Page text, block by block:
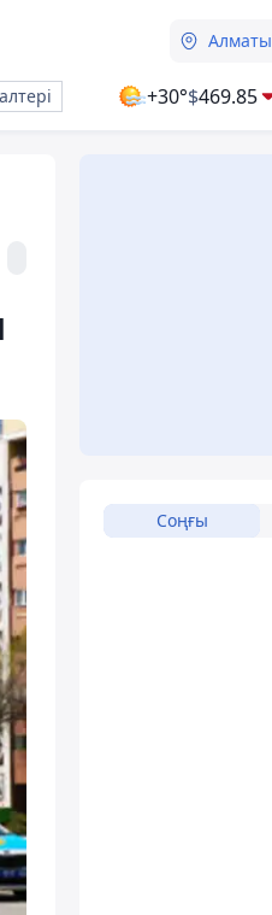
Алматы
+30°$469.85
Соңғы